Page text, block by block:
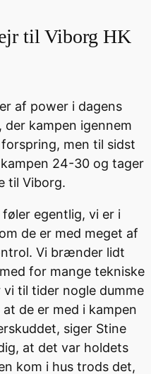
til Viborg HK
af power i dagens
kampen igennem
men til sidst
24-30 og tager
til Viborg.
egentlig, vi er i
de er med meget af
Vi brænder lidt
for mange tekniske
til tider nogle dumme
de er med i kampen
siger Stine
at det var holdets
kom i hus trods det,